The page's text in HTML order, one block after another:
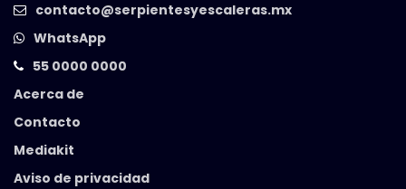
contacto@serpientesyescaleras.mx
WhatsApp
55 0000 0000
Acerca de
Contacto
Mediakit
Aviso de privacidad